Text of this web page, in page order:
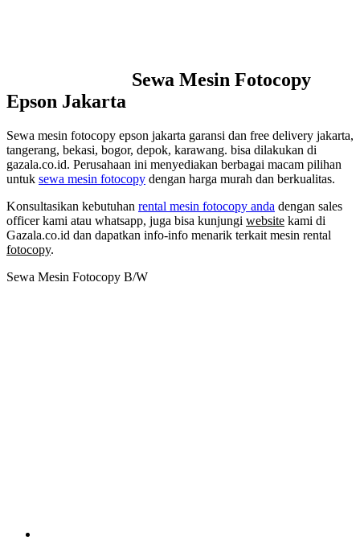
Sewa Mesin Fotocopy
Epson Jakarta
Sewa mesin fotocopy epson jakarta garansi dan free delivery jakarta,
tangerang, bekasi, bogor, depok, karawang. bisa dilakukan di
gazala.co.id. Perusahaan ini menyediakan berbagai macam pilihan
untuk sewa mesin fotocopy dengan harga murah dan berkualitas.
Konsultasikan kebutuhan rental mesin fotocopy anda dengan sales
officer kami atau whatsapp, juga bisa kunjungi website kami di
Gazala.co.id dan dapatkan info-info menarik terkait mesin rental
fotocopy.
Sewa Mesin Fotocopy B/W